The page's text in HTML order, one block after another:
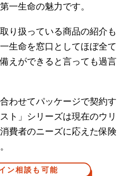
一生命の魅力です。
り扱っている商品の紹介も
生命を窓口としてほぼ全て
えができると言っても過言
わせてパッケージで契約す
ト」シリーズは現在のウリ
費者のニーズに応えた保険
ン相談も可能